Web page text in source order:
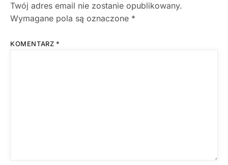
Twój adres email nie zostanie opublikowany.
Wymagane pola są oznaczone *
KOMENTARZ *